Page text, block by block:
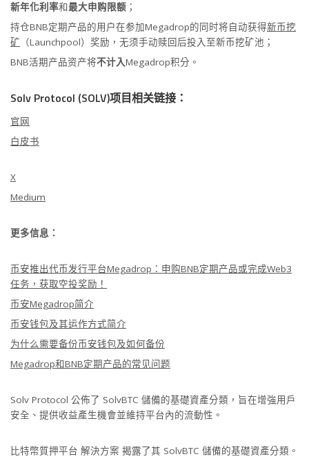
新年化利率和最大申购限额 ；
持仓BNB定期产品的用户在参加Megadrop的同时将自动获得新币挖
矿 （Launchpool）奖励，无须手动赎回后投入至新币挖矿池；
BNB活期产品资产将不计入Megadrop积分。
Solv Protocol (SOLV)项目相关链接：
官网
白皮书
X
Medium
更多信息：
币安推出代币发行平台Megadrop：申购BNB定期产品或完成Web3
任务，获取空投奖励！
币安Megadrop简介
币安钱包及其运作方式简介
为什么需要备份币安钱包及如何备份
Megadrop和BNB定期产品的常见问题
Solv Protocol 公佈了 SolvBTC 儲備的基礎資產分類，旨在增強用戶
安全、提供收益產生機會並維持平台內的流動性。
比特幣質押平台 解決方案 揭露了其 SolvBTC 儲備的基礎資產分類。